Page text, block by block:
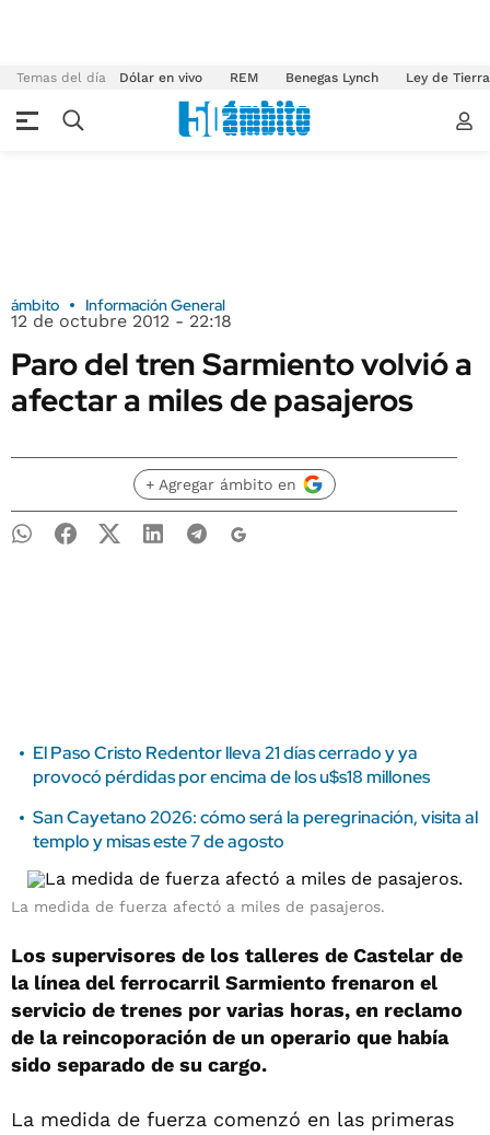
Temas del día Dólar en vivo REM Benegas Lynch Ley de
ámbito Información General
12 de octubre 2012 - 22:18
Paro del tren Sarmiento volvió a
afectar a miles de pasajeros
+ Agregar ámbito en
El Paso Cristo Redentor lleva 21 días cerrado y ya
provocó pérdidas por encima de los u$s18 millones
San Cayetano 2026: cómo será la peregrinación, visita al
templo y misas este 7 de agosto
La medida de fuerza afectó a miles de pasajeros.
Los supervisores de los talleres de Castelar de
la línea del ferrocarril Sarmiento frenaron el
servicio de trenes por varias horas, en reclamo
de la reincoporación de un operario que había
sido separado de su cargo.
La medida de fuerza comenzó en las primeras